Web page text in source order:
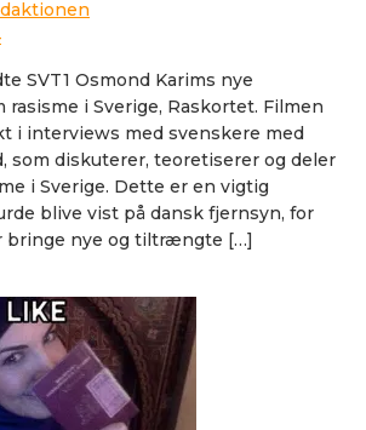
SVT1 Osmond Karims nye
i Sverige, Raskortet. Filmen
i interviews med svenskere med
som diskuterer, teoretiserer og deler
i Sverige. Dette er en vigtig
blive vist på dansk fjernsyn, for
bringe nye og tiltrængte […]